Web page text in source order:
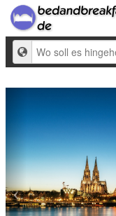
Ziel